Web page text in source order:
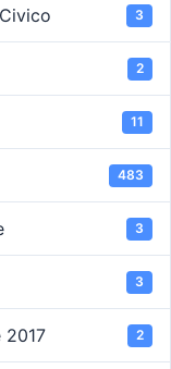
3
2
11
483
3
3
2017 2